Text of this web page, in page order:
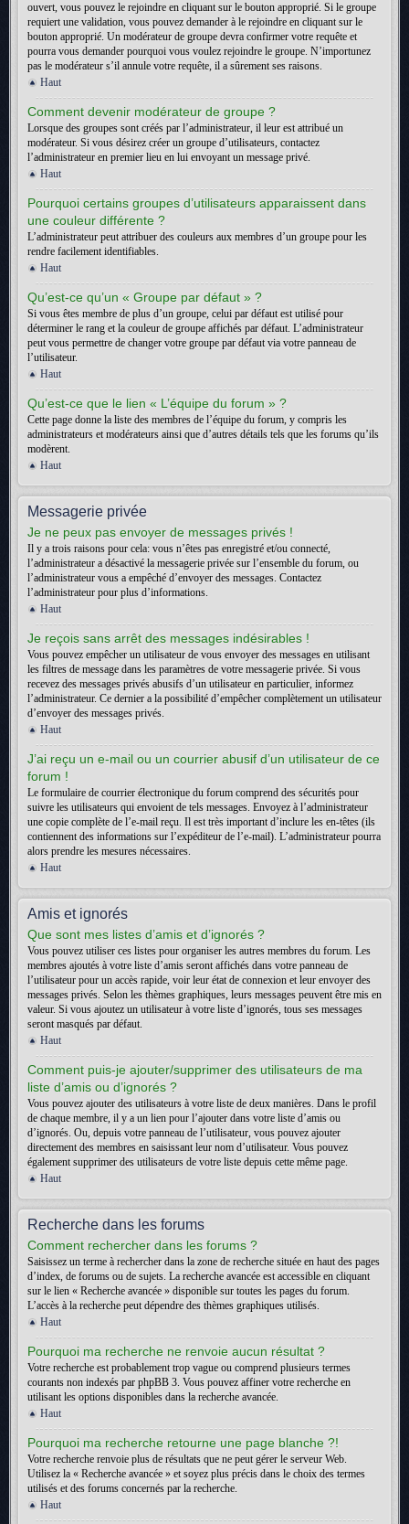
ouvert, vous pouvez le rejoindre en cliquant sur le bouton approprié. Si le groupe
requiert une validation, vous pouvez demander à le rejoindre en cliquant sur le
bouton approprié. Un modérateur de groupe devra confirmer votre requête et
pourra vous demander pourquoi vous voulez rejoindre le groupe. N’importunez
pas le modérateur s’il annule votre requête, il a sûrement ses raisons.
Haut
Comment devenir modérateur de groupe ?
Lorsque des groupes sont créés par l’administrateur, il leur est attribué un
modérateur. Si vous désirez créer un groupe d’utilisateurs, contactez
l’administrateur en premier lieu en lui envoyant un message privé.
Haut
Pourquoi certains groupes d’utilisateurs apparaissent dans
une couleur différente ?
L’administrateur peut attribuer des couleurs aux membres d’un groupe pour les
rendre facilement identifiables.
Haut
Qu’est-ce qu’un « Groupe par défaut » ?
Si vous êtes membre de plus d’un groupe, celui par défaut est utilisé pour
déterminer le rang et la couleur de groupe affichés par défaut. L’administrateur
peut vous permettre de changer votre groupe par défaut via votre panneau de
l’utilisateur.
Haut
Qu’est-ce que le lien « L’équipe du forum » ?
Cette page donne la liste des membres de l’équipe du forum, y compris les
administrateurs et modérateurs ainsi que d’autres détails tels que les forums qu’ils
modèrent.
Haut
Messagerie privée
Je ne peux pas envoyer de messages privés !
Il y a trois raisons pour cela: vous n’êtes pas enregistré et/ou connecté,
l’administrateur a désactivé la messagerie privée sur l’ensemble du forum, ou
l’administrateur vous a empêché d’envoyer des messages. Contactez
l’administrateur pour plus d’informations.
Haut
Je reçois sans arrêt des messages indésirables !
Vous pouvez empêcher un utilisateur de vous envoyer des messages en utilisant
les filtres de message dans les paramètres de votre messagerie privée. Si vous
recevez des messages privés abusifs d’un utilisateur en particulier, informez
l’administrateur. Ce dernier a la possibilité d’empêcher complètement un utilisateur
d’envoyer des messages privés.
Haut
J’ai reçu un e-mail ou un courrier abusif d’un utilisateur de ce
forum !
Le formulaire de courrier électronique du forum comprend des sécurités pour
suivre les utilisateurs qui envoient de tels messages. Envoyez à l’administrateur
une copie complète de l’e-mail reçu. Il est très important d’inclure les en-têtes (ils
contiennent des informations sur l’expéditeur de l’e-mail). L’administrateur pourra
alors prendre les mesures nécessaires.
Haut
Amis et ignorés
Que sont mes listes d’amis et d’ignorés ?
Vous pouvez utiliser ces listes pour organiser les autres membres du forum. Les
membres ajoutés à votre liste d’amis seront affichés dans votre panneau de
l’utilisateur pour un accès rapide, voir leur état de connexion et leur envoyer des
messages privés. Selon les thèmes graphiques, leurs messages peuvent être mis en
valeur. Si vous ajoutez un utilisateur à votre liste d’ignorés, tous ses messages
seront masqués par défaut.
Haut
Comment puis-je ajouter/supprimer des utilisateurs de ma
liste d’amis ou d’ignorés ?
Vous pouvez ajouter des utilisateurs à votre liste de deux manières. Dans le profil
de chaque membre, il y a un lien pour l’ajouter dans votre liste d’amis ou
d’ignorés. Ou, depuis votre panneau de l’utilisateur, vous pouvez ajouter
directement des membres en saisissant leur nom d’utilisateur. Vous pouvez
également supprimer des utilisateurs de votre liste depuis cette même page.
Haut
Recherche dans les forums
Comment rechercher dans les forums ?
Saisissez un terme à rechercher dans la zone de recherche située en haut des pages
d’index, de forums ou de sujets. La recherche avancée est accessible en cliquant
sur le lien « Recherche avancée » disponible sur toutes les pages du forum.
L’accès à la recherche peut dépendre des thèmes graphiques utilisés.
Haut
Pourquoi ma recherche ne renvoie aucun résultat ?
Votre recherche est probablement trop vague ou comprend plusieurs termes
courants non indexés par phpBB 3. Vous pouvez affiner votre recherche en
utilisant les options disponibles dans la recherche avancée.
Haut
Pourquoi ma recherche retourne une page blanche ?!
Votre recherche renvoie plus de résultats que ne peut gérer le serveur Web.
Utilisez la « Recherche avancée » et soyez plus précis dans le choix des termes
utilisés et des forums concernés par la recherche.
Haut